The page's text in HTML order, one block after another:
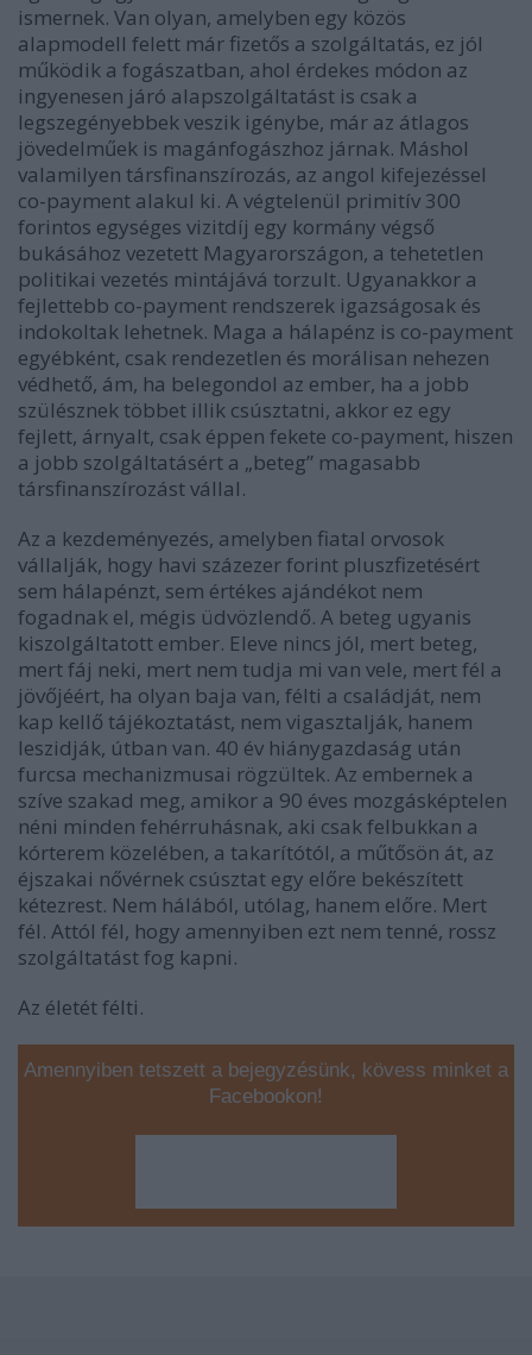
ismernek. Van olyan, amelyben egy közös
alapmodell felett már fizetős a szolgáltatás, ez jól
működik a fogászatban, ahol érdekes módon az
ingyenesen járó alapszolgáltatást is csak a
legszegényebbek veszik igénybe, már az átlagos
jövedelműek is magánfogászhoz járnak. Máshol
valamilyen társfinanszírozás, az angol kifejezéssel
co-payment alakul ki. A végtelenül primitív 300
forintos egységes vizitdíj egy kormány végső
bukásához vezetett Magyarországon, a tehetetlen
politikai vezetés mintájává torzult. Ugyanakkor a
fejlettebb co-payment rendszerek igazságosak és
indokoltak lehetnek. Maga a hálapénz is co-payment
egyébként, csak rendezetlen és morálisan nehezen
védhető, ám, ha belegondol az ember, ha a jobb
szülésznek többet illik csúsztatni, akkor ez egy
fejlett, árnyalt, csak éppen fekete co-payment, hiszen
a jobb szolgáltatásért a „beteg” magasabb
társfinanszírozást vállal.
Az a kezdeményezés, amelyben fiatal orvosok
vállalják, hogy havi százezer forint pluszfizetésért
sem hálapénzt, sem értékes ajándékot nem
fogadnak el, mégis üdvözlendő. A beteg ugyanis
kiszolgáltatott ember. Eleve nincs jól, mert beteg,
mert fáj neki, mert nem tudja mi van vele, mert fél a
jövőjéért, ha olyan baja van, félti a családját, nem
kap kellő tájékoztatást, nem vigasztalják, hanem
leszidják, útban van. 40 év hiánygazdaság után
furcsa mechanizmusai rögzültek. Az embernek a
szíve szakad meg, amikor a 90 éves mozgásképtelen
néni minden fehérruhásnak, aki csak felbukkan a
kórterem közelében, a takarítótól, a műtősön át, az
éjszakai nővérnek csúsztat egy előre bekészített
kétezrest. Nem hálából, utólag, hanem előre. Mert
fél. Attól fél, hogy amennyiben ezt nem tenné, rossz
szolgáltatást fog kapni.
Az életét félti.
Amennyiben tetszett a bejegyzésünk, kövess minket a
Facebookon!